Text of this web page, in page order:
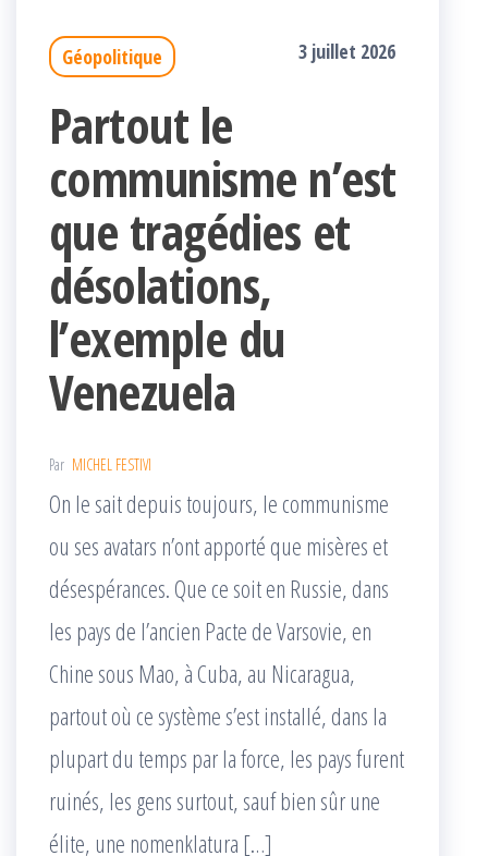
Géopolitique 3 juillet 2026
Partout le
communisme n’est
que tragédies et
désolations,
l’exemple du
Venezuela
Par MICHEL FESTIVI
On le sait depuis toujours, le communisme
ou ses avatars n’ont apporté que misères et
désespérances. Que ce soit en Russie, dans
les pays de l’ancien Pacte de Varsovie, en
Chine sous Mao, à Cuba, au Nicaragua,
partout où ce système s’est installé, dans la
plupart du temps par la force, les pays furent
ruinés, les gens surtout, sauf bien sûr une
élite, une nomenklatura […]